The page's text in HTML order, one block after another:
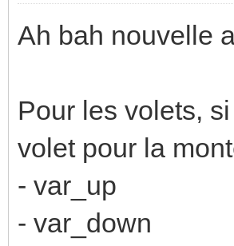
Ah bah nouvelle
Pour les volets,
volet pour la
- var_up
- var_down